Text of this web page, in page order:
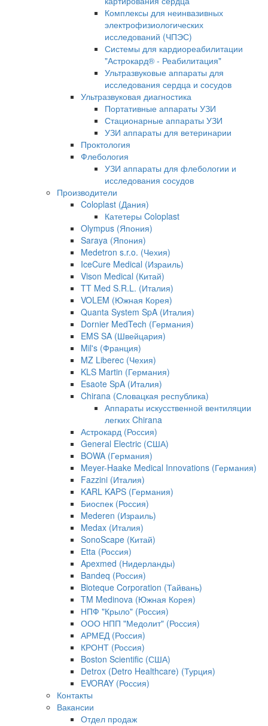
Комплексы для неинвазивных
электрофизиологических
исследований (ЧПЭС)
Системы для кардиореабилитации
"Астрокард® - Реабилитация"
Ультразвуковые аппараты для
исследования сердца и сосудов
Ультразвуковая диагностика
Портативные аппараты УЗИ
Стационарные аппараты УЗИ
УЗИ аппараты для ветеринарии
Проктология
Флебология
УЗИ аппараты для флебологии и
исследования сосудов
Производители
Coloplast (Дания)
Катетеры Coloplast
Olympus (Япония)
Saraya (Япония)
Medetron s.r.o. (Чехия)
IceCure Medical (Израиль)
Vison Medical (Китай)
TT Med S.R.L. (Италия)
VOLEM (Южная Корея)
Quanta System SpA (Италия)
Dornier MedTech (Германия)
EMS SA (Швейцария)
Mil's (Франция)
MZ Liberec (Чехия)
KLS Martin (Германия)
Esaote SpA (Италия)
Chirana (Словацкая республика)
Аппараты искусственной вентиляции
легких Chirana
Астрокард (Россия)
General Electric (США)
BOWA (Германия)
Meyer-Haake Medical Innovations (Германия)
Fazzini (Италия)
KARL KAPS (Германия)
Биоспек (Россия)
Mederen (Израиль)
Medax (Италия)
SonoScape (Китай)
Etta (Россия)
Apexmed (Нидерланды)
Bandeq (Россия)
Bioteque Corporation (Тайвань)
TM Medinova (Южная Корея)
НПФ "Крыло" (Россия)
ООО НПП "Медолит" (Россия)
АРМЕД (Россия)
КРОНТ (Россия)
Boston Scientific (США)
Detrox (Detro Healthcare) (Турция)
EVORAY (Россия)
Контакты
Вакансии
Отдел продаж